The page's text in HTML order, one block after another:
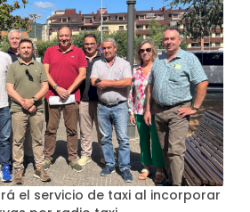
el servicio de taxi al incorporar